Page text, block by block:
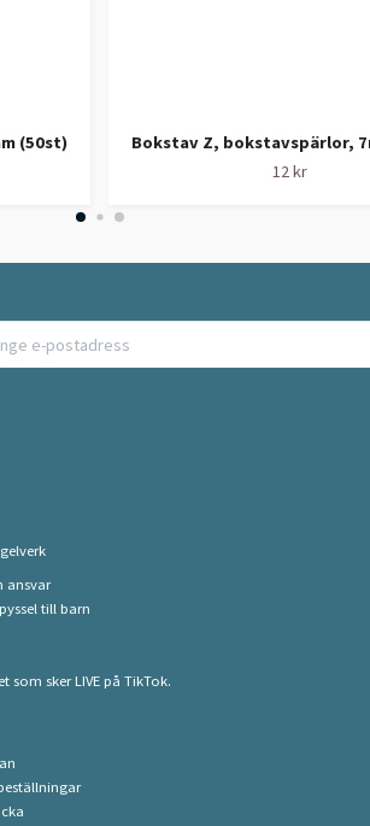
(50st)
Bokstav Z, bokstavspärlor,
12 kr
ansvar
till barn
sker LIVE på TikTok.